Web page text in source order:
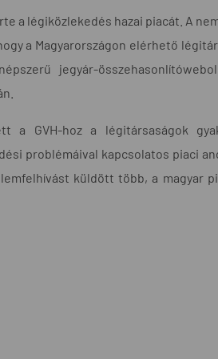
a légiközlekedés hazai piacát. A
a Magyarországon elérhető
jegyár-
a GVH-hoz a légitársaságok
problémáival kapcsolatos piaci
küldött több, a magyar